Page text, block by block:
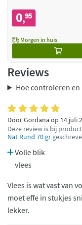
0,95
Morgen in huis
Reviews
Hoe controleren
Door Gordana op 14 juli
Deze review is bij product
Nat Rund 70 gr
Volle blik
vlees
Vlees is wat vast van
moet effe in stukjes
lekker.